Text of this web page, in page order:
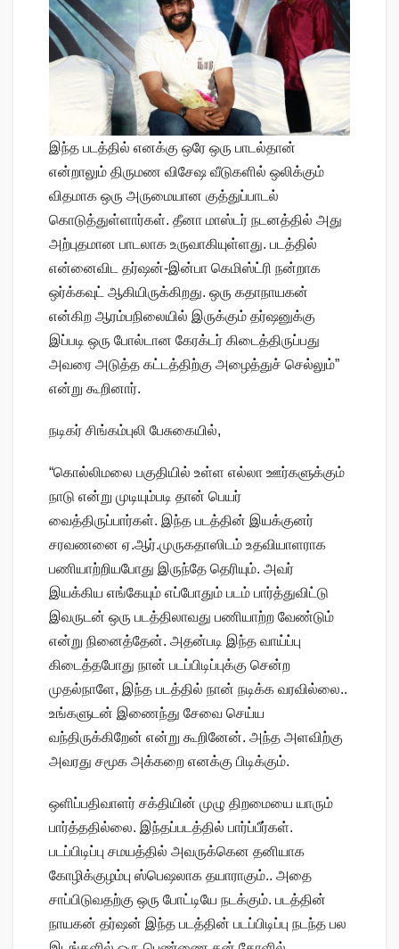
இந்த படத்தில் எனக்கு ஒரே ஒரு பாடல்தான்
என்றாலும் திருமண விசேஷ வீடுகளில் ஒலிக்கும்
விதமாக ஒரு அருமையான குத்துப்பாடல்
கொடுத்துள்ளார்கள். தீனா மாஸ்டர் நடனத்தில் அது
அற்புதமான பாடலாக உருவாகியுள்ளது. படத்தில்
என்னைவிட தர்ஷன்-இன்பா கெமிஸ்ட்ரி நன்றாக
ஒர்க்கவுட் ஆகியிருக்கிறது. ஒரு கதாநாயகன்
என்கிற ஆரம்பநிலையில் இருக்கும் தர்ஷனுக்கு
இப்படி ஒரு போல்டான கேரக்டர் கிடைத்திருப்பது
அவரை அடுத்த கட்டத்திற்கு அழைத்துச் செல்லும்”
என்று கூறினார்.
நடிகர் சிங்கம்புலி பேசுகையில்,
“கொல்லிமலை பகுதியில் உள்ள எல்லா ஊர்களுக்கும்
நாடு என்று முடியும்படி தான் பெயர்
வைத்திருப்பார்கள். இந்த படத்தின் இயக்குனர்
சரவணனை ஏ.ஆர்.முருகதாஸிடம் உதவியாளராக
பணியாற்றியபோது இருந்தே தெரியும். அவர்
இயக்கிய எங்கேயும் எப்போதும் படம் பார்த்துவிட்டு
இவருடன் ஒரு படத்திலாவது பணியாற்ற வேண்டும்
என்று நினைத்தேன். அதன்படி இந்த வாய்ப்பு
கிடைத்தபோது நான் படப்பிடிப்புக்கு சென்ற
முதல்நாளே, இந்த படத்தில் நான் நடிக்க வரவில்லை..
உங்களுடன் இணைந்து சேவை செய்ய
வந்திருக்கிறேன் என்று கூறினேன். அந்த அளவிற்கு
அவரது சமூக அக்கறை எனக்கு பிடிக்கும்.
ஒளிப்பதிவாளர் சக்தியின் முழு திறமையை யாரும்
பார்த்ததில்லை. இந்தப்படத்தில் பார்ப்பீர்கள்.
படப்பிடிப்பு சமயத்தில் அவருக்கென தனியாக
கோழிக்குழம்பு ஸ்பெஷலாக தயாராகும்.. அதை
சாப்பிடுவதற்கு ஒரு போட்டியே நடக்கும். படத்தின்
நாயகன் தர்ஷன் இந்த படத்தின் படப்பிடிப்பு நடந்த பல